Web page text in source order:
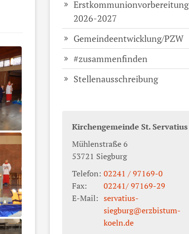
Erstkommunionvorbereitung
2026-2027
Gemeindeentwicklung/PZW
#zusammenfinden
Stellenausschreibung
Kirchengemeinde St. Servatius
Mühlenstraße 6
53721 Siegburg
Telefon: 02241 / 97169-0
Fax:
02241/ 97169-29
E-Mail: servatius-
siegburg@erzbistum-
koeln.de